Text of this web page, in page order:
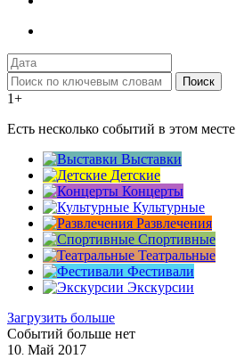
Поиск
1+
Есть несколько событий в этом месте
Выставки
Детские
Концерты
Культурные
Развлечения
Спортивные
Театральные
Фестивали
Экскурсии
Загрузить больше
Событий больше нет
10. Май 2017